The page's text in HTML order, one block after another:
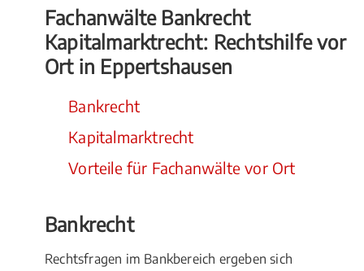
Fachanwälte Bankrecht
Kapitalmarktrecht: Rechtshilfe vor
Ort in Eppertshausen
Bankrecht
Kapitalmarktrecht
Vorteile für Fachanwälte vor Ort
Bankrecht
Rechtsfragen im Bankbereich ergeben sich